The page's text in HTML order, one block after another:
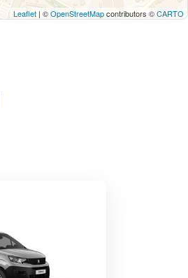
Leaflet | ©OpenStreetMapcontributors ©CARTO